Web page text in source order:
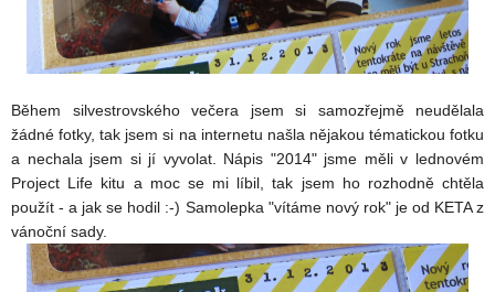
Během silvestrovského večera jsem si samozřejmě neudělala
žádné fotky, tak jsem si na internetu našla nějakou tématickou fotku
a nechala jsem si jí vyvolat. Nápis "2014" jsme měli v lednovém
Project Life kitu a moc se mi líbil, tak jsem ho rozhodně chtěla
použít - a jak se hodil :-) Samolepka "vítáme nový rok" je od KETA z
vánoční sady.